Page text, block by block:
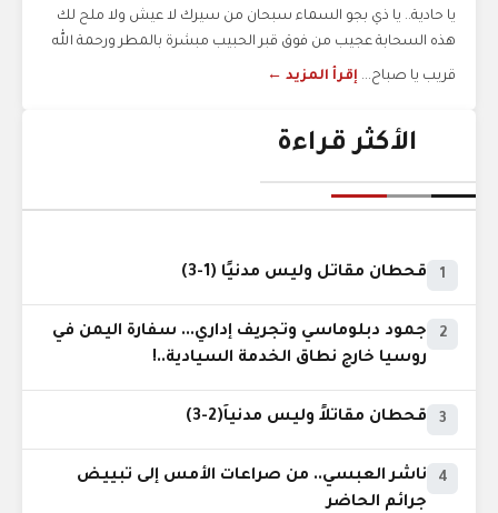
يا حادية.. يا ذي بجو السماء سبحان من سيرك لا عيش ولا ملح لك
هذه السحابة عجيب من فوق قبر الحبيب مبشرة بالمطر ورحمة الله
قريب يا صباح... إقرأ المزيد ←
الأكثر قراءة
1 قحطان مقاتل وليس مدنيًا (1-3)
2
جمود دبلوماسي وتجريف إداري... سفارة اليمن في
روسيا خارج نطاق الخدمة السيادية..!
3 قحطان مقاتلاً وليس مدنياً(2-3)
4
ناشر العبسي.. من صراعات الأمس إلى تبييض
جرائم الحاضر